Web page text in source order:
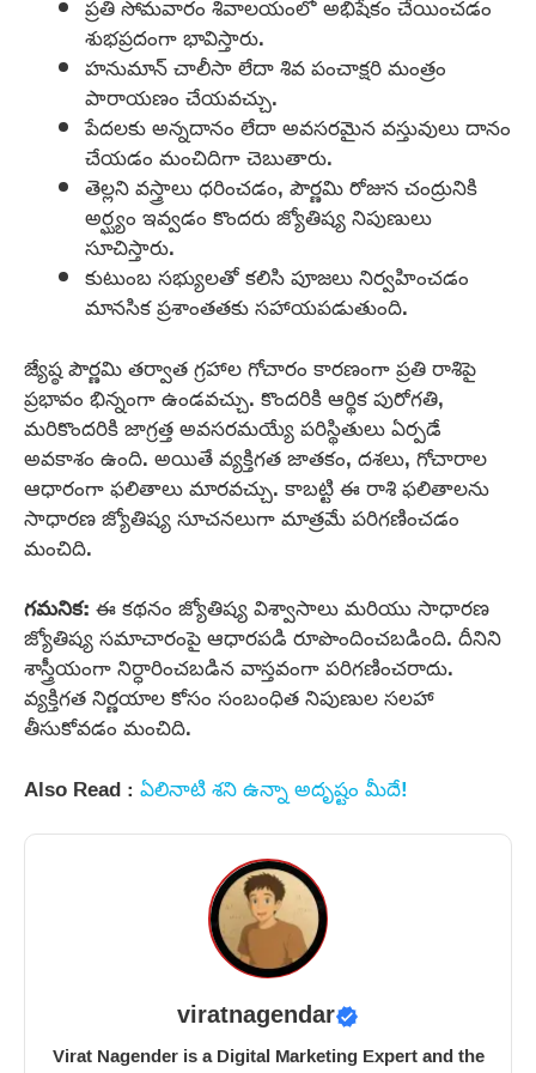
ప్రతి సోమవారం శివాలయంలో అభిషేకం చేయించడం
శుభప్రదంగా భావిస్తారు.
హనుమాన్ చాలీసా లేదా శివ పంచాక్షరి మంత్రం
పారాయణం చేయవచ్చు.
పేదలకు అన్నదానం లేదా అవసరమైన వస్తువులు దానం
చేయడం మంచిదిగా చెబుతారు.
తెల్లని వస్త్రాలు ధరించడం, పౌర్ణమి రోజున చంద్రునికి
అర్ఘ్యం ఇవ్వడం కొందరు జ్యోతిష్య నిపుణులు
సూచిస్తారు.
కుటుంబ సభ్యులతో కలిసి పూజలు నిర్వహించడం
మానసిక ప్రశాంతతకు సహాయపడుతుంది.
జ్యేష్ఠ పౌర్ణమి తర్వాత గ్రహాల గోచారం కారణంగా ప్రతి రాశిపై
ప్రభావం భిన్నంగా ఉండవచ్చు. కొందరికి ఆర్థిక పురోగతి,
మరికొందరికి జాగ్రత్త అవసరమయ్యే పరిస్థితులు ఏర్పడే
అవకాశం ఉంది. అయితే వ్యక్తిగత జాతకం, దశలు, గోచారాల
ఆధారంగా ఫలితాలు మారవచ్చు. కాబట్టి ఈ రాశి ఫలితాలను
సాధారణ జ్యోతిష్య సూచనలుగా మాత్రమే పరిగణించడం
మంచిది.
గమనిక:ఈ కథనం జ్యోతిష్య విశ్వాసాలు మరియు సాధారణ
జ్యోతిష్య సమాచారంపై ఆధారపడి రూపొందించబడింది. దీనిని
శాస్త్రీయంగా నిర్ధారించబడిన వాస్తవంగా పరిగణించరాదు.
వ్యక్తిగత నిర్ణయాల కోసం సంబంధిత నిపుణుల సలహా
తీసుకోవడం మంచిది.
Also Read : ఏలినాటి శని ఉన్నా అదృష్టం మీదే!
viratnagendar
Virat Nagender is a Digital Marketing Expert and the